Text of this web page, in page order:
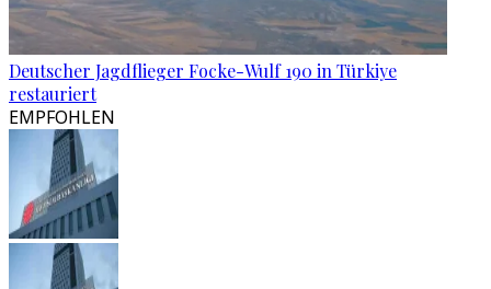
Deutscher Jagdflieger Focke-Wulf 190 in Türkiye
restauriert
EMPFOHLEN